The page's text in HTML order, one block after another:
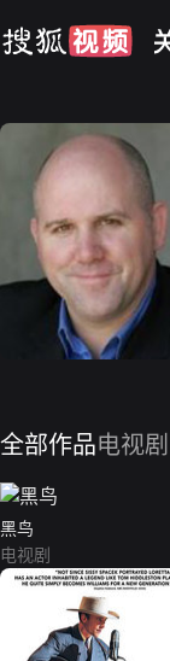
全部作品电视剧
黑鸟
电视剧